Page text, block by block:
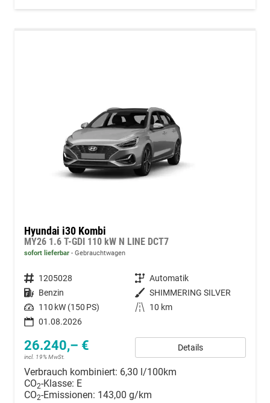
Hyundai i30 Kombi
MY26 1.6 T-GDI 110 kW N LINE DCT7
sofort lieferbar Gebrauchtwagen
Fahrzeugnummer 1205028 Getriebe Automatik
Kraftstoff Benzin Außenfarbe SHIMMERING SILVER
Leistung 110 kW (150 PS) Kilometerstand
10 km
01.08.2026
26.240,– €
incl. 19% MwSt.
Details
Verbrauch kombiniert: 6,30 l/100km
CO2-Klasse: E
CO2-Emissionen: 143,00 g/km